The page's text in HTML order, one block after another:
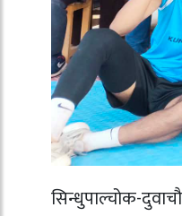
सिन्धुपाल्चोक-